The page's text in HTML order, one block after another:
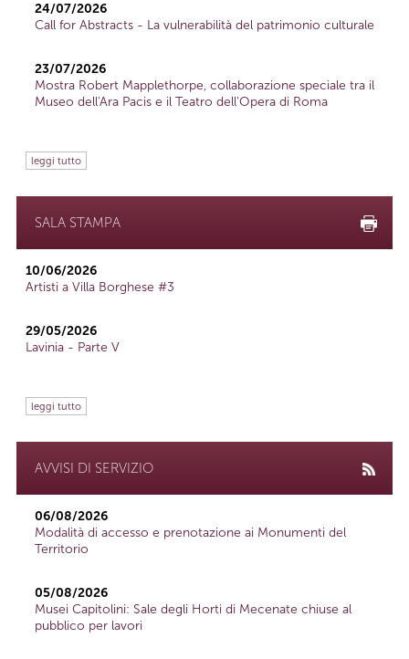
24/07/2026
Call for Abstracts - La vulnerabilità del patrimonio culturale
23/07/2026
Mostra Robert Mapplethorpe, collaborazione speciale tra il
Museo dell'Ara Pacis e il Teatro dell'Opera di Roma
leggi tutto
SALA STAMPA
10/06/2026
Artisti a Villa Borghese #3
29/05/2026
Lavinia - Parte V
leggi tutto
AVVISI DI SERVIZIO
06/08/2026
Modalità di accesso e prenotazione ai Monumenti del
Territorio
05/08/2026
Musei Capitolini: Sale degli Horti di Mecenate chiuse al
pubblico per lavori